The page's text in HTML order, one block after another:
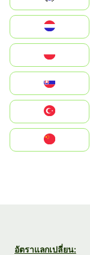
United States
中國香港特別行政區
อัตราแลกเปลี่ยน: